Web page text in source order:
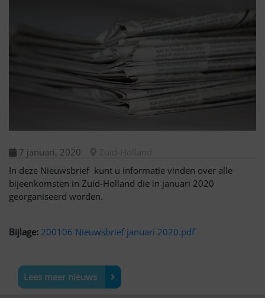
7 januari, 2020
In deze Nieuwsbrief kunt u informatie vinden over alle
bijeenkomsten in Zuid-Holland die in januari 2020
georganiseerd worden.
Bijlage: 200106 Nieuwsbrief januari 2020.pdf
Lees meer nieuws